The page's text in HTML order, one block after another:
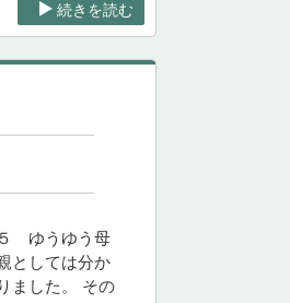
続きを読む
５ ゆうゆう母
としては分か
ました。 その